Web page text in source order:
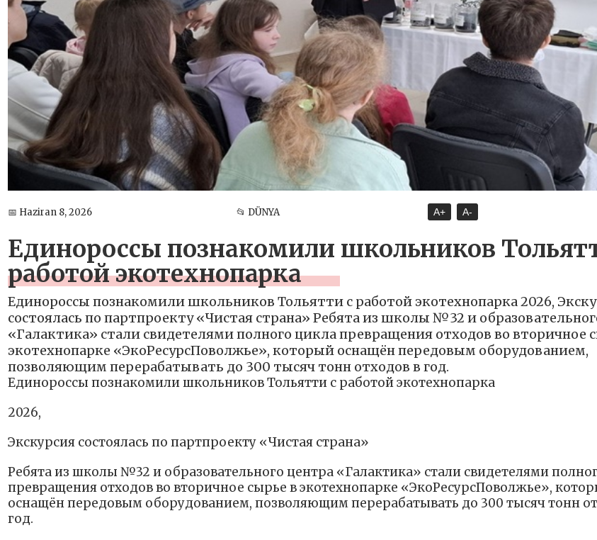
📅 Haziran 8, 2026 📂 DÜNYA A+ A-
Единороссы познакомили школьников
работой экотехнопарка
Единороссы познакомили школьников Тольятти с работой экотехнопарка 2026,
состоялась по партпроекту «Чистая страна» Ребята из школы №32 и
«Галактика» стали свидетелями полного цикла превращения отходов во вторичное
экотехнопарке «ЭкоРесурсПоволжье», который оснащён передовым оборудованием,
позволяющим перерабатывать до 300 тысяч тонн отходов в год.
Единороссы познакомили школьников Тольятти с работой экотехнопарка
2026,
Экскурсия состоялась по партпроекту «Чистая страна»
Ребята из школы №32 и образовательного центра «Галактика» стали свидетелями
превращения отходов во вторичное сырье в экотехнопарке «ЭкоРесурсПоволжье»,
оснащён передовым оборудованием, позволяющим перерабатывать до 300 тысяч тонн
год.